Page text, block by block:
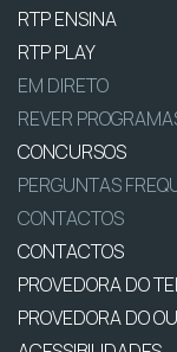
RTP ENSINA
RTP PLAY
EM DIRETO
REVER
CONCURSOS
PERGUNTAS
CONTACTOS
CONTACTOS
PROVEDORA DO
PROVEDORA DO